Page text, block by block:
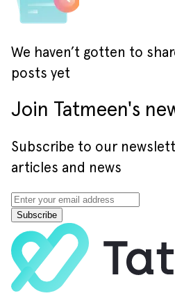
We haven’t gotten to
posts yet
Join Tatmeen's
Subscribe to our
articles and news
Subscribe